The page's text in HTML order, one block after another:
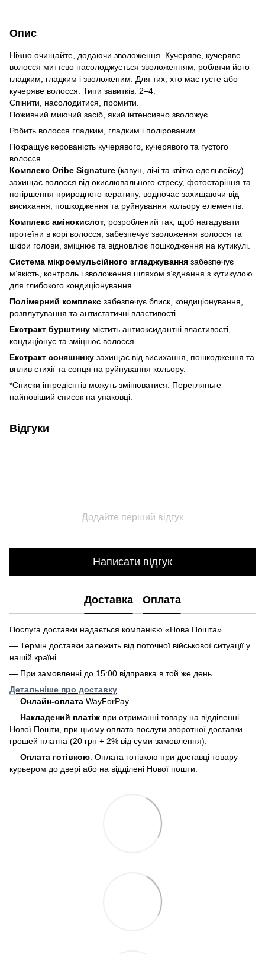
Опис
Ніжно очищайте, додаючи зволоження. Кучеряве, кучеряве
волосся миттєво насолоджується зволоженням, роблячи його
гладким, гладким і зволоженим. Для тих, хто має густе або
кучеряве волосся. Типи завитків: 2–4.
Спінити, насолодитися, промити.
Поживний миючий засіб, який інтенсивно зволожує
Робить волосся гладким, гладким і полірованим
Покращує керованість кучерявого, кучерявого та густого
волосся
Комплекс Oribe Signature (кавун, лічі та квітка едельвейсу)
захищає волосся від окислювального стресу, фотостаріння та
погіршення природного кератину, водночас захищаючи від
висихання, пошкодження та руйнування кольору елементів.
Комплекс амінокислот, розроблений так, щоб нагадувати
протеїни в корі волосся, забезпечує зволоження волосся та
шкіри голови, зміцнює та відновлює пошкодження на кутикулі.
Система мікроемульсійного згладжування забезпечує
м’якість, контроль і зволоження шляхом з’єднання з кутикулою
для глибокого кондиціонування.
Полімерний комплекс забезпечує блиск, кондиціонування,
розплутування та антистатичні властивості .
Екстракт бурштину містить антиоксидантні властивості,
кондиціонує та зміцнює волосся.
Екстракт соняшнику захищає від висихання, пошкодження та
вплив стихії та сонця на руйнування кольору.
*Списки інгредієнтів можуть змінюватися. Перегляньте
найновіший список на упаковці.
Відгуки
Додайте перший відгук
Написати відгук
Доставка Оплата
Послуга доставки надається компанією «Нова Пошта».
— Термін доставки залежить від поточної військової ситуації у
нашій країні.
— При замовленні до 15:00 відправка в той же день.
Детальніше про доставку
— Онлайн-оплата WayForPay.
— Накладений платіж при отриманні товару на відділенні
Нової Пошти, при цьому оплата послуги зворотної доставки
грошей платна (20 грн + 2% від суми замовлення).
— Оплата готівкою . Оплата готівкою при доставці товару
курьером до двері або на відділені Нової пошти.